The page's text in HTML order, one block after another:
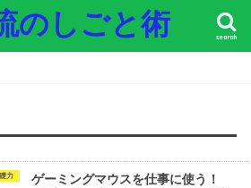
のしごと術 search
力
ゲーミングマウスを仕事に使う！